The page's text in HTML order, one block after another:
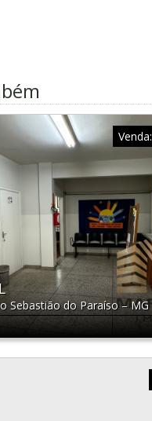
Sebastião do Paraíso–MG
Venda: